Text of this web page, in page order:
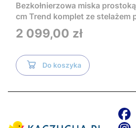
Bezkołnierzowa miska
cm Trend komplet ze stelażem
Tece i czarnym przyciskiem
TR2216+Tece
Cena
2 099,00 zł
Do koszyka